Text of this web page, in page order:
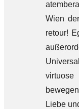
Wien
retour!
Liebe